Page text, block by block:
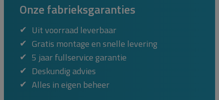
Onze fabrieksgaranties
Uit voorraad leverbaar
Gratis montage en snelle levering
5 jaar fullservice garantie
Deskundig advies
Alles in eigen beheer